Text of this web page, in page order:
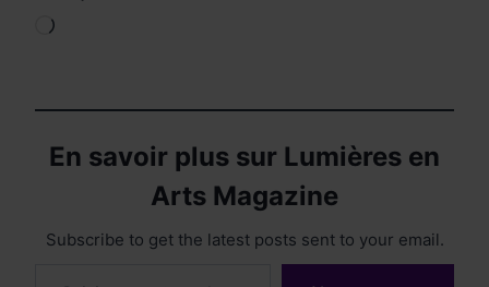
Chargement…
En savoir plus sur Lumières en
Arts Magazine
Subscribe to get the latest posts sent to your email.